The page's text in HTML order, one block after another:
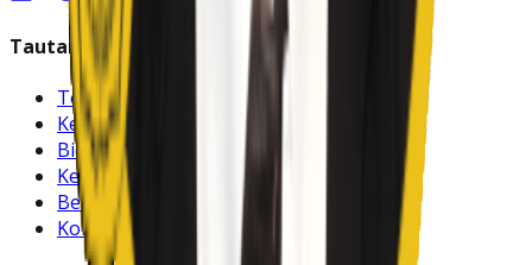
Tautan Cepat
Tentang Kami
Kepengurusan
Bidang
Kegiatan
Berita & Artikel
Kontak